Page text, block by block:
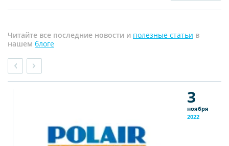
Читайте все последние новости и полезные статьи в
нашем блоге
3
ноября
2022